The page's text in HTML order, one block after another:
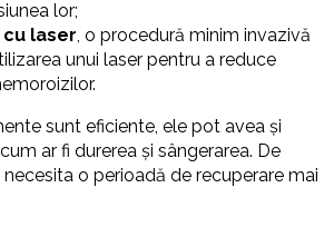
lor;
laser , o procedură minim invazivă
unui laser pentru a reduce
sunt eficiente, ele pot avea și
ar fi durerea și sângerarea. De
o perioadă de recuperare mai